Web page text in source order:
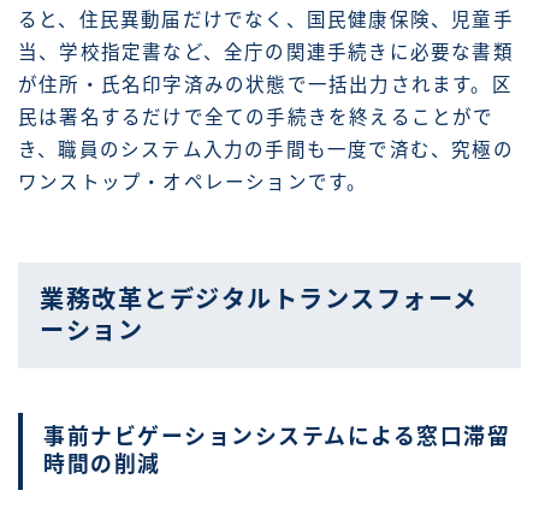
ると、住民異動届だけでなく、国民健康保険、児童手
当、学校指定書など、全庁の関連手続きに必要な書類
が住所・氏名印字済みの状態で一括出力されます。区
民は署名するだけで全ての手続きを終えることがで
き、職員のシステム入力の手間も一度で済む、究極の
ワンストップ・オペレーションです。
業務改革とデジタルトランスフォーメ
ーション
事前ナビゲーションシステムによる窓口滞留
時間の削減